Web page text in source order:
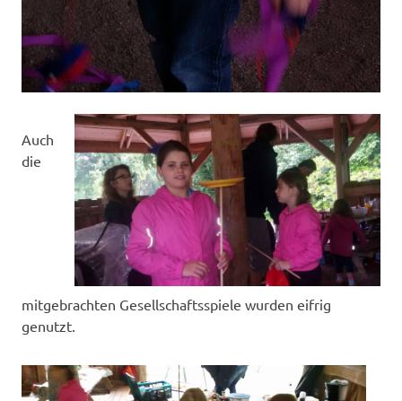
Auch
die
mitgebrachten Gesellschaftsspiele wurden eifrig
genutzt.